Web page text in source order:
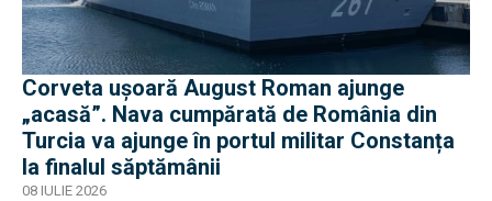
Corveta ușoară August Roman ajunge
„acasă”. Nava cumpărată de România din
Turcia va ajunge în portul militar Constanța
la finalul săptămânii
08 IULIE 2026